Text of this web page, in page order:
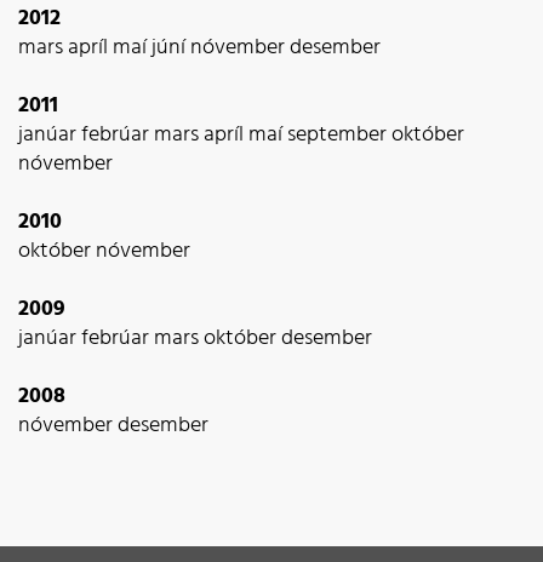
2012
marsapríl maíjúnínóvemberdesember
2011
janúarfebrúarmarsapríl maíseptemberoktóber
nóvember
2010
októbernóvember
2009
janúarfebrúarmarsoktóberdesember
2008
nóvemberdesember